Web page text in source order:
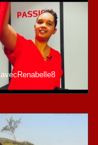
avecRenabelle8